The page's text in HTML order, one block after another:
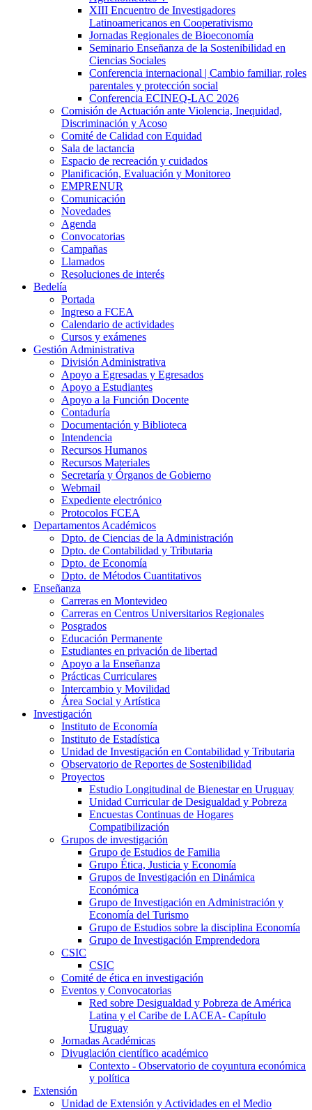
XIII Encuentro de Investigadores
Latinoamericanos en Cooperativismo
Jornadas Regionales de Bioeconomía
Seminario Enseñanza de la Sostenibilidad en
Ciencias Sociales
Conferencia internacional | Cambio familiar, roles
parentales y protección social
Conferencia ECINEQ-LAC 2026
Comisión de Actuación ante Violencia, Inequidad,
Discriminación y Acoso
Comité de Calidad con Equidad
Sala de lactancia
Espacio de recreación y cuidados
Planificación, Evaluación y Monitoreo
EMPRENUR
Comunicación
Novedades
Agenda
Convocatorias
Campañas
Llamados
Resoluciones de interés
Bedelía
Portada
Ingreso a FCEA
Calendario de actividades
Cursos y exámenes
Gestión Administrativa
División Administrativa
Apoyo a Egresadas y Egresados
Apoyo a Estudiantes
Apoyo a la Función Docente
Contaduría
Documentación y Biblioteca
Intendencia
Recursos Humanos
Recursos Materiales
Secretaría y Órganos de Gobierno
Webmail
Expediente electrónico
Protocolos FCEA
Departamentos Académicos
Dpto. de Ciencias de la Administración
Dpto. de Contabilidad y Tributaria
Dpto. de Economía
Dpto. de Métodos Cuantitativos
Enseñanza
Carreras en Montevideo
Carreras en Centros Universitarios Regionales
Posgrados
Educación Permanente
Estudiantes en privación de libertad
Apoyo a la Enseñanza
Prácticas Curriculares
Intercambio y Movilidad
Área Social y Artística
Investigación
Instituto de Economía
Instituto de Estadística
Unidad de Investigación en Contabilidad y Tributaria
Observatorio de Reportes de Sostenibilidad
Proyectos
Estudio Longitudinal de Bienestar en Uruguay
Unidad Curricular de Desigualdad y Pobreza
Encuestas Continuas de Hogares
Compatibilización
Grupos de investigación
Grupo de Estudios de Familia
Grupo Ética, Justicia y Economía
Grupos de Investigación en Dinámica
Económica
Grupo de Investigación en Administración y
Economía del Turismo
Grupo de Estudios sobre la disciplina Economía
Grupo de Investigación Emprendedora
CSIC
CSIC
Comité de ética en investigación
Eventos y Convocatorias
Red sobre Desigualdad y Pobreza de América
Latina y el Caribe de LACEA- Capítulo
Uruguay
Jornadas Académicas
Divuglación científico académico
Contexto - Observatorio de coyuntura económica
y política
Extensión
Unidad de Extensión y Actividades en el Medio